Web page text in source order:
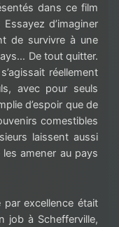
dans ce film
d’imaginer
de survivre à une
De tout quitter.
réellement
avec pour seuls
d’espoir que de
comestibles
laissent aussi
les amener au pays
par excellence était
job à Schefferville,